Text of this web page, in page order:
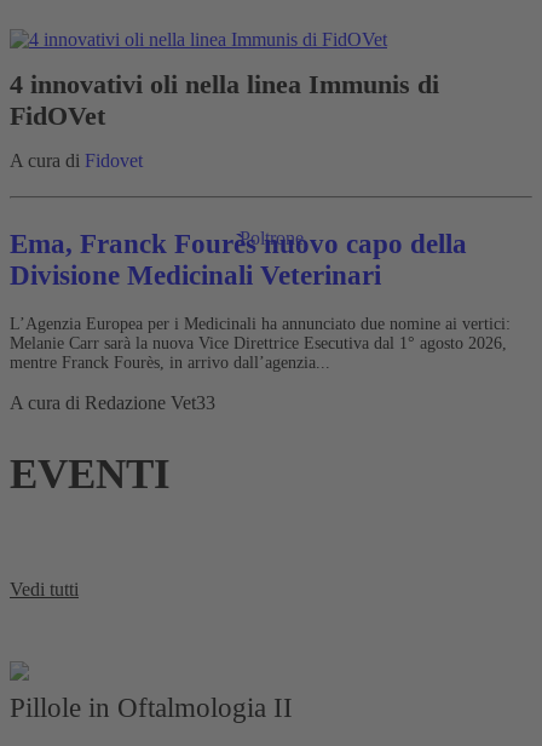
4 innovativi oli nella linea Immunis di
FidOVet
A cura di Fidovet
Poltrone
Ema, Franck Fourès nuovo capo della
Divisione Medicinali Veterinari
L’Agenzia Europea per i Medicinali ha annunciato due nomine ai vertici:
Melanie Carr sarà la nuova Vice Direttrice Esecutiva dal 1° agosto 2026,
mentre Franck Fourès, in arrivo dall’agenzia...
A cura di Redazione Vet33
EVENTI
Vedi tutti
Pillole in Oftalmologia II